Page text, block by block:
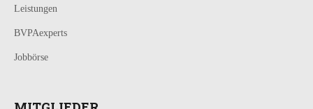
Leistungen
BVPAexperts
Jobbörse